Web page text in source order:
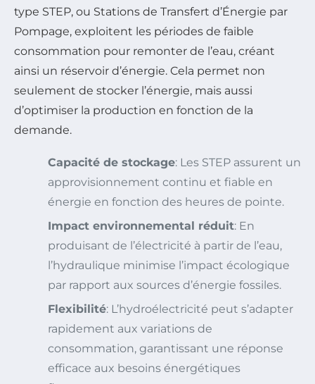
type STEP, ou Stations de Transfert d’Énergie par
Pompage, exploitent les périodes de faible
consommation pour remonter de l’eau, créant
ainsi un réservoir d’énergie. Cela permet non
seulement de stocker l’énergie, mais aussi
d’optimiser la production en fonction de la
demande.
Capacité de stockage: Les STEP assurent un
approvisionnement continu et fiable en
énergie en fonction des heures de pointe.
Impact environnemental réduit: En
produisant de l’électricité à partir de l’eau,
l’hydraulique minimise l’impact écologique
par rapport aux sources d’énergie fossiles.
Flexibilité: L’hydroélectricité peut s’adapter
rapidement aux variations de
consommation, garantissant une réponse
efficace aux besoins énergétiques